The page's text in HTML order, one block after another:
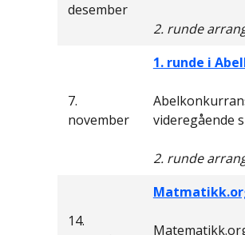
desember
2. runde
7.
november
1. runde i
videregående
2. runde
14.